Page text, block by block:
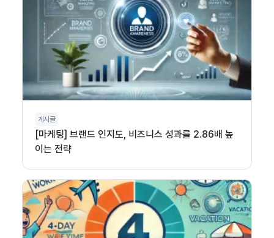
게시글
[마케팅] 브랜드 인지도, 비즈니스 성과를 2.86배 높
이는 전략